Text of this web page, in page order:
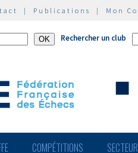
| Publications | Mon
Rechercher un club
COMPÉTITIONS